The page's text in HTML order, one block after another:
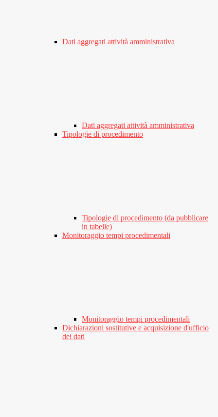
Dati aggregati attività amministrativa
Dati aggregati attività amministrativa
Tipologie di procedimento
Tipologie di procedimento (da pubblicare
in tabelle)
Monitoraggio tempi procedimentali
Monitoraggio tempi procedimentali
Dichiarazioni sostitutive e acquisizione d'ufficio
dei dati